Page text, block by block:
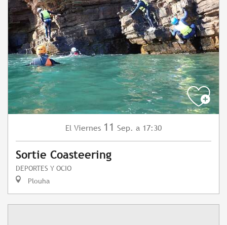
El Viernes 11 Sep. a 17:30
Sortie Coasteering
DEPORTES Y OCIO
Plouha